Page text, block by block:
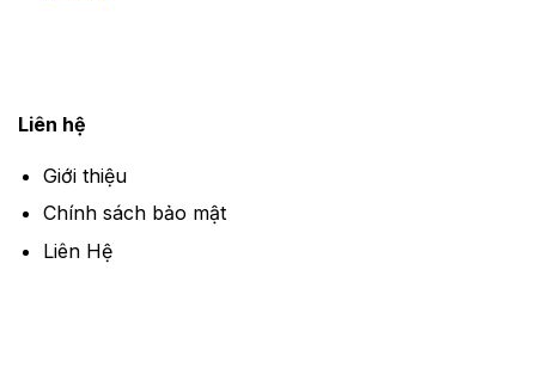
Liên hệ
Giới thiệu
Chính sách bảo mật
Liên Hệ